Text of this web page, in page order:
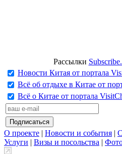
Рассылки
Новости Китая от портала
Всё об отдыхе в Китае от
Всё о Китае от портала
О проекте | Новости и события |
Услуги | Визы и посольства |